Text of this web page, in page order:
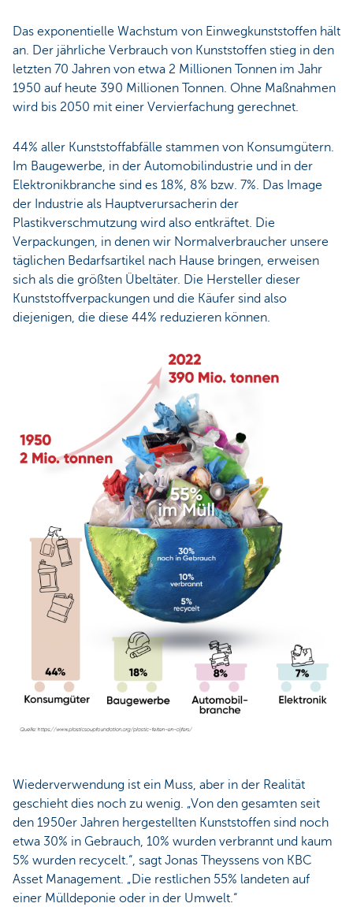
Das exponentielle Wachstum von Einwegkunststoffen hält
an. Der jährliche Verbrauch von Kunststoffen stieg in den
letzten 70 Jahren von etwa 2 Millionen Tonnen im Jahr
1950 auf heute 390 Millionen Tonnen. Ohne Maßnahmen
wird bis 2050 mit einer Vervierfachung gerechnet.
44% aller Kunststoffabfälle stammen von Konsumgütern.
Im Baugewerbe, in der Automobilindustrie und in der
Elektronikbranche sind es 18%, 8% bzw. 7%. Das Image
der Industrie als Hauptverursacherin der
Plastikverschmutzung wird also entkräftet. Die
Verpackungen, in denen wir Normalverbraucher unsere
täglichen Bedarfsartikel nach Hause bringen, erweisen
sich als die größten Übeltäter. Die Hersteller dieser
Kunststoffverpackungen und die Käufer sind also
diejenigen, die diese 44% reduzieren können.
Wiederverwendung ist ein Muss, aber in der Realität
geschieht dies noch zu wenig. „Von den gesamten seit
den 1950er Jahren hergestellten Kunststoffen sind noch
etwa 30% in Gebrauch, 10% wurden verbrannt und kaum
5% wurden recycelt.“, sagt Jonas Theyssens von KBC
Asset Management. „Die restlichen 55% landeten auf
einer Mülldeponie oder in der Umwelt.“